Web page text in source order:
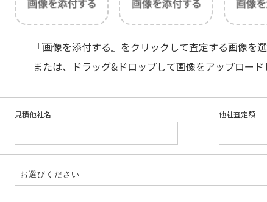
『画像を添付する』をクリックして査定する画像を
または、ドラッグ&ドロップして画像をアップロード
見積他社名 他社査定額